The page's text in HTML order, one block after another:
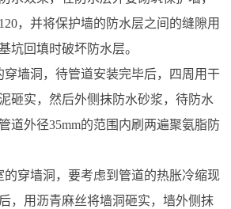
，并将保护墙的防水层之间的缝隙用
坑回填时破坏防水层。
穿墙洞，待管道安装完毕后，四周用干
砸实，然后外侧抹防水砂浆，待防水
道外径35mm的范围内刷两遍聚氨脂防
的穿墙洞，要考虑到管道的热胀冷缩现
，用沥青麻丝将墙洞砸实，墙外侧抹